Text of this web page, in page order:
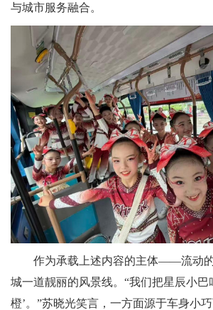
与城市服务融合。
作为承载上述内容的主体——流动
城一道靓丽的风景线。“我们把星辰小巴
橙’。”苏晓光笑言，一方面源于车身小